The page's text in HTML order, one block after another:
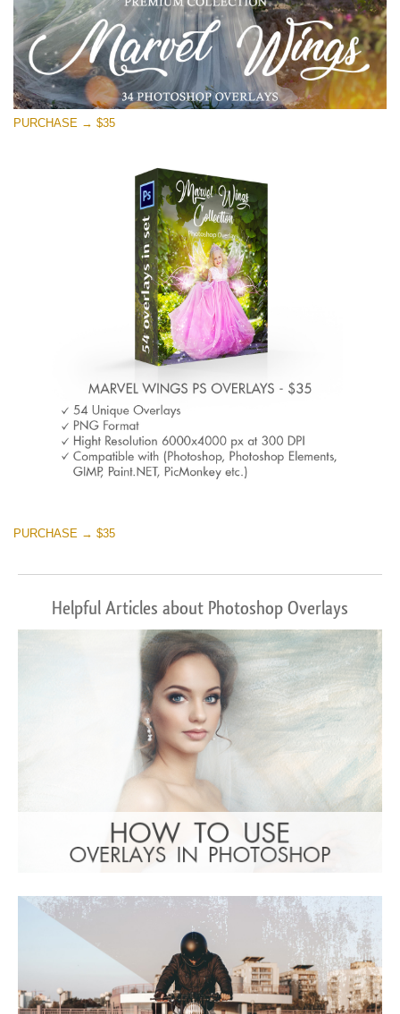
PURCHASE → $35
PURCHASE → $35
Helpful Articles about Photoshop Overlays